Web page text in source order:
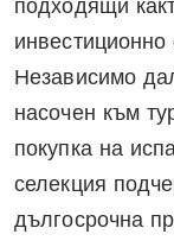
подходящи
инвестиционно
Независимо
насочен към
покупка на
селекция
дългосрочна